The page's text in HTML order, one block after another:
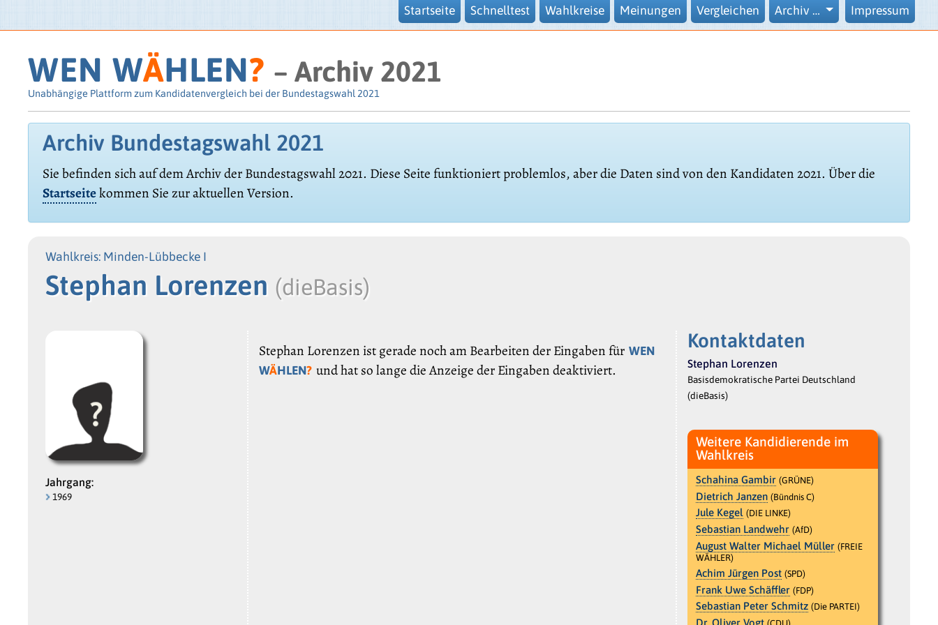
Startseite Schnelltest Wahlkreise Meinungen Vergleichen Archiv … Impressum
WEN WÄHLEN? – Archiv 2021
Unabhängige Plattform zum Kandidatenvergleich bei der Bundestagswahl 2021
Archiv Bundestagswahl 2021
Sie befinden sich auf dem Archiv der Bundestagswahl 2021. Diese Seite funktioniert problemlos, aber die Daten sind von den Kandidaten 2021. Über die
Startseitekommen Sie zur aktuellen Version.
Wahlkreis: Minden-Lübbecke I
Stephan Lorenzen (dieBasis)
Jahrgang:
1969
Stephan Lorenzen ist gerade noch am Bearbeiten der Eingaben für WEN
WÄHLEN? und hat so lange die Anzeige der Eingaben deaktiviert.
Kontaktdaten
Stephan Lorenzen
Basisdemokratische Partei Deutschland
(dieBasis)
Weitere Kandidierende im
Wahlkreis
Schahina Gambir (GRÜNE)
Dietrich Janzen (Bündnis C)
Jule Kegel (DIE LINKE)
Sebastian Landwehr (AfD)
August Walter Michael Müller (FREIE
WÄHLER)
Achim Jürgen Post (SPD)
Frank Uwe Schäffler (FDP)
Sebastian Peter Schmitz (Die PARTEI)
Dr. Oliver Vogt